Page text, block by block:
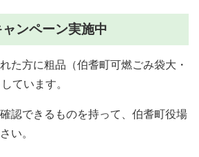
ンペーン実施中
た方に粗品（伯耆町可燃ごみ袋大・
ています。
認できるものを持って、伯耆町役場
い。